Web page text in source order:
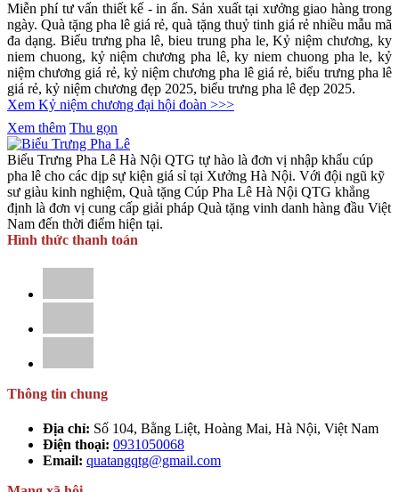
Miễn phí tư vấn thiết kế - in ấn. Sản xuất tại xưởng giao hàng trong
ngày. Quà tặng pha lê giá rẻ, quà tặng thuỷ tinh giá rẻ nhiều mẫu mã
đa dạng. Biểu trưng pha lê, bieu trung pha le, Kỷ niệm chương, ky
niem chuong, kỷ niệm chương pha lê, ky niem chuong pha le, kỷ
niệm chương giá rẻ, kỷ niệm chương pha lê giá rẻ, biểu trưng pha lê
giá rẻ, kỷ niệm chương đẹp 2025, biểu trưng pha lê đẹp 2025.
Xem Kỷ niệm chương đại hội đoàn >>>
Xem thêm Thu gọn
Biểu Trưng Pha Lê Hà Nội QTG tự hào là đơn vị nhập khẩu cúp
pha lê cho các dịp sự kiện giá sỉ tại Xưởng Hà Nội. Với đội ngũ kỹ
sư giàu kinh nghiệm, Quà tặng Cúp Pha Lê Hà Nội QTG khẳng
định là đơn vị cung cấp giải pháp Quà tặng vinh danh hàng đầu Việt
Nam đến thời điểm hiện tại.
Hình thức thanh toán
Thông tin chung
Địa chỉ: Số 104, Bằng Liệt, Hoàng Mai, Hà Nội, Việt Nam
Điện thoại: 0931050068
Email: quatangqtg@gmail.com